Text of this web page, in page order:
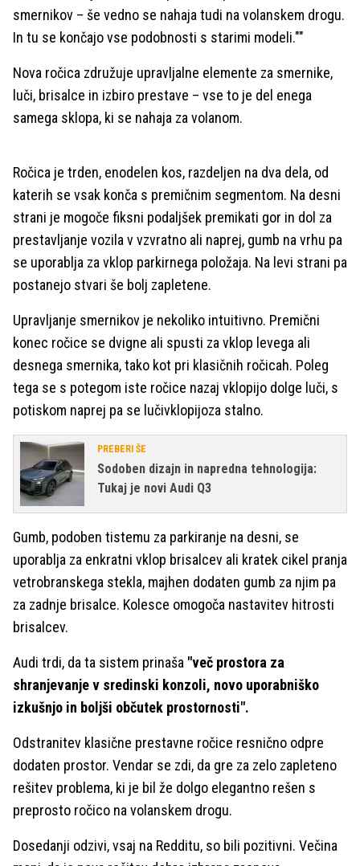
smernikov – še vedno se nahaja tudi na volanskem drogu.
In tu se končajo vse podobnosti s starimi modeli.""
Nova ročica združuje upravljalne elemente za smernike,
luči, brisalce in izbiro prestave – vse to je del enega
samega sklopa, ki se nahaja za volanom.
Ročica je trden, enodelen kos, razdeljen na dva dela, od
katerih se vsak konča s premičnim segmentom. Na desni
strani je mogoče fiksni podaljšek premikati gor in dol za
prestavljanje vozila v vzvratno ali naprej, gumb na vrhu pa
se uporablja za vklop parkirnega položaja. Na levi strani pa
postanejo stvari še bolj zapletene.
Upravljanje smernikov je nekoliko intuitivno. Premični
konec ročice se dvigne ali spusti za vklop levega ali
desnega smernika, tako kot pri klasičnih ročicah. Poleg
tega se s potegom iste ročice nazaj vklopijo dolge luči, s
potiskom naprej pa se lučivklopijoza stalno.
PREBERI ŠE
Sodoben dizajn in napredna tehnologija:
Tukaj je novi Audi Q3
Gumb, podoben tistemu za parkiranje na desni, se
uporablja za enkratni vklop brisalcev ali kratek cikel pranja
vetrobranskega stekla, majhen dodaten gumb za njim pa
za zadnje brisalce. Kolesce omogoča nastavitev hitrosti
brisalcev.
Audi trdi, da ta sistem prinaša "več prostora za
shranjevanje v sredinski konzoli, novo uporabniško
izkušnjo in boljši občutek prostornosti".
Odstranitev klasične prestavne ročice resnično odpre
dodaten prostor. Vendar se zdi, da gre za zelo zapleteno
rešitev problema, ki je bil že dolgo elegantno rešen s
preprosto ročico na volanskem drogu.
Dosedanji odzivi, vsaj na Redditu, so bili pozitivni. Večina